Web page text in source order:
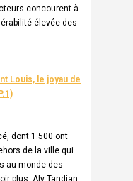
concourent à
élevée des
Louis, le joyau de
dont 1.500 ont
de la ville qui
au monde des
plus, Aly Tandian,